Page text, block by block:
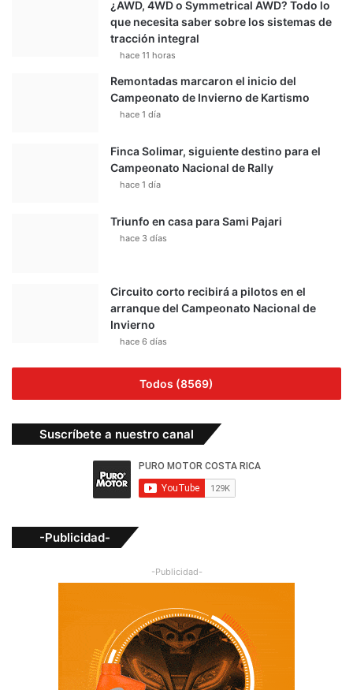
¿AWD, 4WD o Symmetrical AWD? Todo lo
que necesita saber sobre los sistemas de
tracción integral
hace 11 horas
Remontadas marcaron el inicio del
Campeonato de Invierno de Kartismo
hace 1 día
Finca Solimar, siguiente destino para el
Campeonato Nacional de Rally
hace 1 día
Triunfo en casa para Sami Pajari
hace 3 días
Circuito corto recibirá a pilotos en el
arranque del Campeonato Nacional de
Invierno
hace 6 días
Todos (8569)
Suscríbete a nuestro canal
-Publicidad-
-Publicidad-